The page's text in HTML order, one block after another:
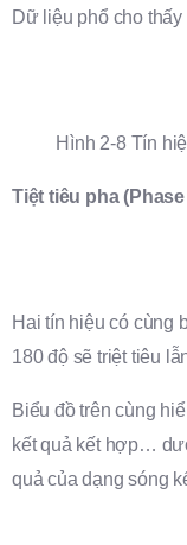
Dữ liệu phổ cho
Hình 2-8 Tín
Tiệt tiêu pha
Hai tín hiệu có cùng
180 độ sẽ triệt tiêu
Biểu đồ trên cùng
kết quả kết hợp…
quả của dạng sóng